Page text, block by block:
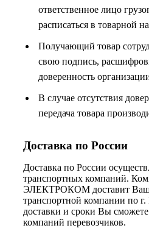
ответственное лицо
расписаться в товарной
Получающий товар
свою подпись,
доверенность
В случае отсутствия
передача товара
Доставка по России
Доставка по России
транспортных компаний.
ЭЛЕКТРОКОМ доставит Ваш
транспортной компании по
доставки и сроки Вы
компаний перевозчиков.